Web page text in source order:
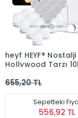
heyf HEYF® Nostalji
Hollywood Tarzı
Beyaz Led Işıklı
655,20 TL
Sepetteki
556,92 TL